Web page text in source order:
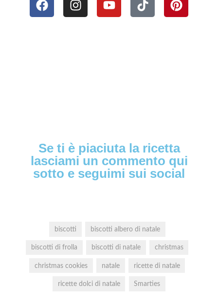
Se ti è piaciuta la ricetta
lasciami un commento qui
sotto e seguimi sui social
biscotti biscotti albero di natale
biscotti di frolla biscotti di natale christmas
christmas cookies natale ricette di natale
ricette dolci di natale Smarties